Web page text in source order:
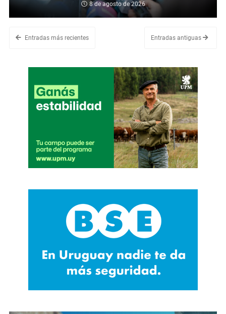
8 de agosto de 2026
Entradas más recientes Entradas antiguas